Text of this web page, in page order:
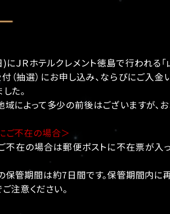
ＪＲホテルクレメント徳島で行われる
付（抽選）にお申し込み、ならびにご入
た。
域によって多少の前後はございますが、
ご不在の場合＞
不在の場合は郵便ポストに不在票が入
保管期間は約7日間です。保管期間内
注意ください。